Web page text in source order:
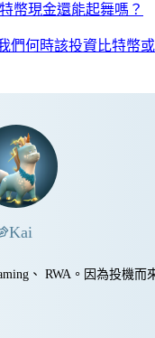
幣現金還能起舞嗎？
們何時該投資比特幣
Kai
、 RWA。因為投機而